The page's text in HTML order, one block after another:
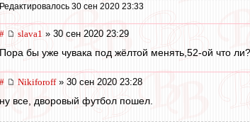
Редактировалось 30 сен 2020 23:33
# slava1 » 30 сен 2020 23:29
Пора бы уже чувака под жёлтой менять,52-ой что
# Nikiforoff» 30 сен 2020 23:28
ну все, дворовый футбол пошел.